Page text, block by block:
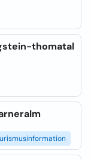
thomatal